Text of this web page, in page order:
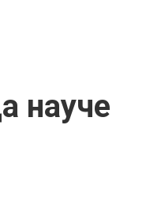
науче